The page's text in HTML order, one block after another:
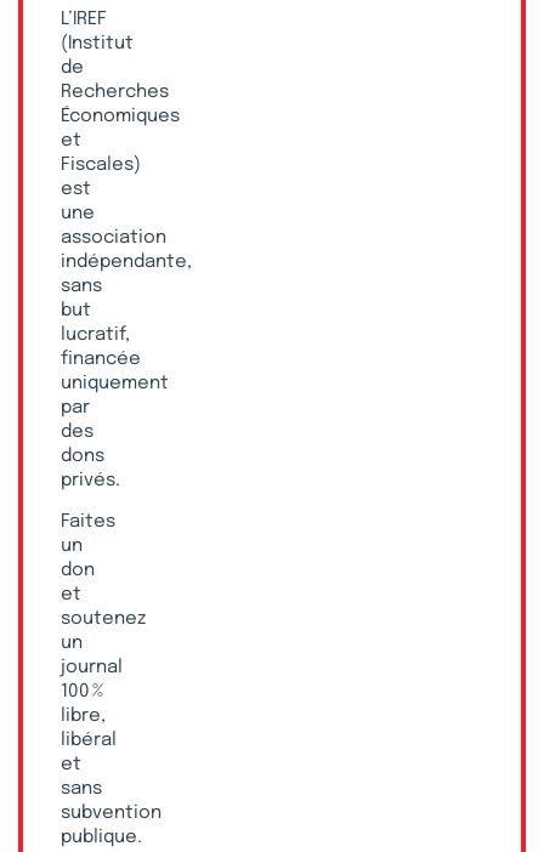
L’IREF
(Institut
de
Recherches
Économiques
et
Fiscales)
est
une
association
indépendante,
sans
but
lucratif,
financée
uniquement
par
des
dons
privés.
Faites
un
don
et
soutenez
un
journal
100 %
libre,
libéral
et
sans
subvention
publique.